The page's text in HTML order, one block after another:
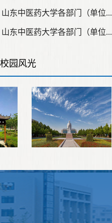
山东中医药大学各部门（单位...
山东中医药大学各部门（单位...
校园风光